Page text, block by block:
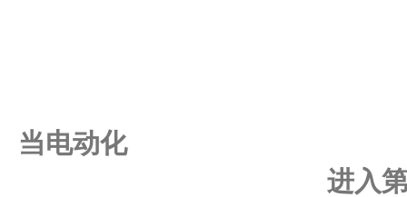
当电动化
进入